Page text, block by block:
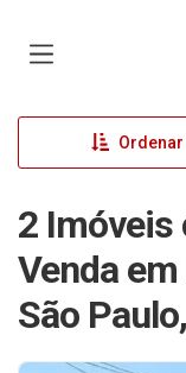
Ordenar
2 Imóveis
Venda
São